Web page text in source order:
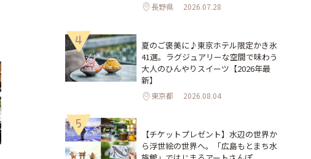
長野県 2026.07.28
4
夏のご褒美に♪東京ホテル限定かき氷
41選。ラグジュアリーな空間で味わう
大人のひんやりスイーツ【2026年最
新】
東京都 2026.08.04
5
【チケットプレゼント】水辺の世界か
ら浮世絵の世界へ。「広島もとまち水